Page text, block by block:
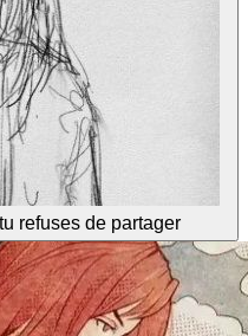
refuses de partager